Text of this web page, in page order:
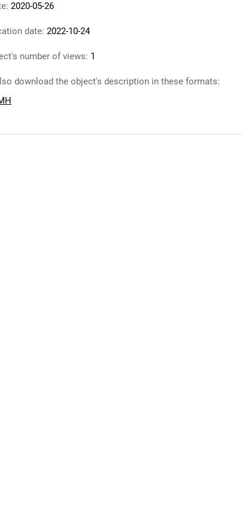
2020-05-26
date: 2022-10-24
number of views: 1
download the object's description in these formats: